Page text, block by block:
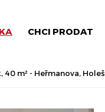
CHCI PRODAT
m² - Heřmanova,